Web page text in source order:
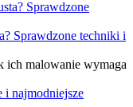
Sprawdzone techniki i
ich malowanie wymaga